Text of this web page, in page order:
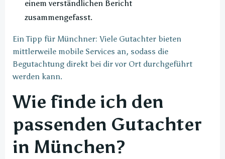
einem verständlichen Bericht
zusammengefasst.
Ein Tipp für Münchner: Viele Gutachter bieten
mittlerweile mobile Services an, sodass die
Begutachtung direkt bei dir vor Ort durchgeführt
werden kann.
Wie finde ich den
passenden Gutachter
in München?